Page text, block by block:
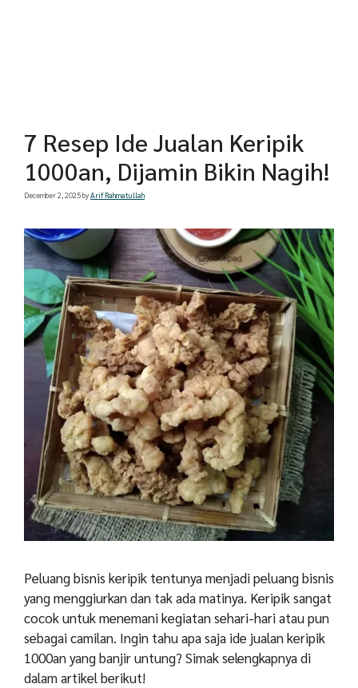
7 Resep Ide Jualan Keripik
1000an, Dijamin Bikin Nagih!
December 2, 2025byArif Rahmatullah
Peluang bisnis keripik tentunya menjadi peluang bisnis
yang menggiurkan dan tak ada matinya. Keripik sangat
cocok untuk menemani kegiatan sehari-hari atau pun
sebagai camilan. Ingin tahu apa saja ide jualan keripik
1000an yang banjir untung? Simak selengkapnya di
dalam artikel berikut!